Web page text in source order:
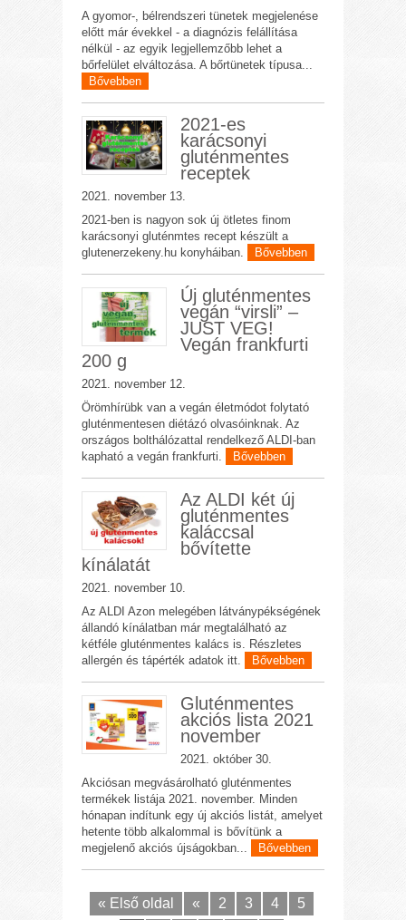
A gyomor-, bélrendszeri tünetek megjelenése
előtt már évekkel - a diagnózis felállítása
nélkül - az egyik legjellemzőbb lehet a
bőrfelület elváltozása. A bőrtünetek típusa...
Bővebben
2021-es
karácsonyi
gluténmentes
receptek
2021. november 13.
2021-ben is nagyon sok új ötletes finom
karácsonyi gluténmtes recept készült a
glutenerzekeny.hu konyháiban.
Bővebben
Új gluténmentes
vegán “virsli” –
JUST VEG!
Vegán frankfurti
200 g
2021. november 12.
Örömhírübk van a vegán életmódot folytató
gluténmentesen diétázó olvasóinknak. Az
országos bolthálózattal rendelkező ALDI-ban
kapható a vegán frankfurti.
Bővebben
Az ALDI két új
gluténmentes
kaláccsal
bővítette
kínálatát
2021. november 10.
Az ALDI Azon melegében látványpékségének
állandó kínálatban már megtalálható az
kétféle gluténmentes kalács is. Részletes
allergén és tápérték adatok itt.
Bővebben
Gluténmentes
akciós lista 2021
november
2021. október 30.
Akciósan megvásárolható gluténmentes
termékek listája 2021. november. Minden
hónapan indítunk egy új akciós listát, amelyet
hetente több alkalommal is bővítünk a
megjelenő akciós újságokban...
Bővebben
« Első oldal « 2 3 4 5